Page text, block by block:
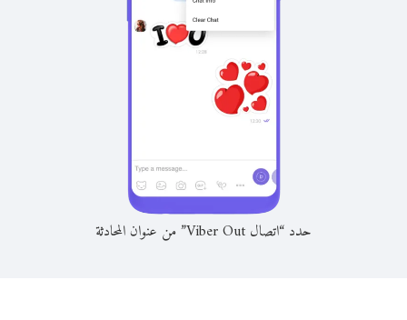
حدد “اتصال Viber Out” من عنوان المحادثة